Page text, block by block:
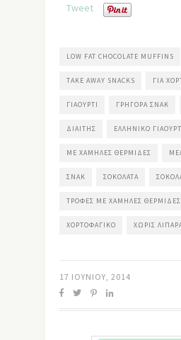
Tweet
LOW FAT CHOCOLATE MUFFINS
TAKE AWAY SNACKS ΓΙΑ
ΓΙΑΟΎΡΤΙ ΓΡΉΓΟΡΑ ΣΝΑΚ
ΔΙΑΊΤΗΣ ΕΛΛΗΝΙΚΌ
ΜΕ ΧΑΜΗΛΈΣ ΘΕΡΜΊΔΕΣ
ΣΝΑΚ ΣΟΚΟΛΆΤΑ
ΤΡΟΦΈΣ ΜΕ ΧΑΜΗΛΈΣ ΘΕΡΜΊΔΕΣ
ΧΟΡΤΟΦΑΓΙΚΌ ΧΩΡΊΣ
17 ΙΟΥΝΊΟΥ, 2014